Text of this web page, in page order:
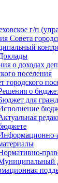
г/п
Совета
о доходах
поселения
городского
о
для